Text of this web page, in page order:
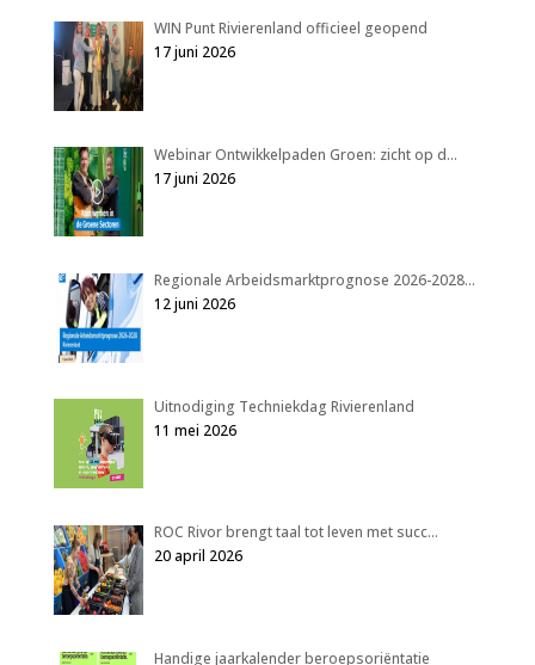
WIN Punt Rivierenland officieel geopend
17 juni 2026
Webinar Ontwikkelpaden Groen: zicht op d…
17 juni 2026
Regionale Arbeidsmarktprognose 2026-2028…
12 juni 2026
Uitnodiging Techniekdag Rivierenland
11 mei 2026
ROC Rivor brengt taal tot leven met succ…
20 april 2026
Handige jaarkalender beroepsoriëntatie